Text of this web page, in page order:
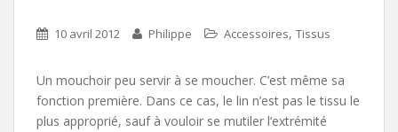
10 avril 2012 Philippe Accessoires, Tissus
Un mouchoir peu servir à se moucher. C’est même sa
fonction première. Dans ce cas, le lin n’est pas le tissu le
plus approprié, sauf à vouloir se mutiler l’extrémité